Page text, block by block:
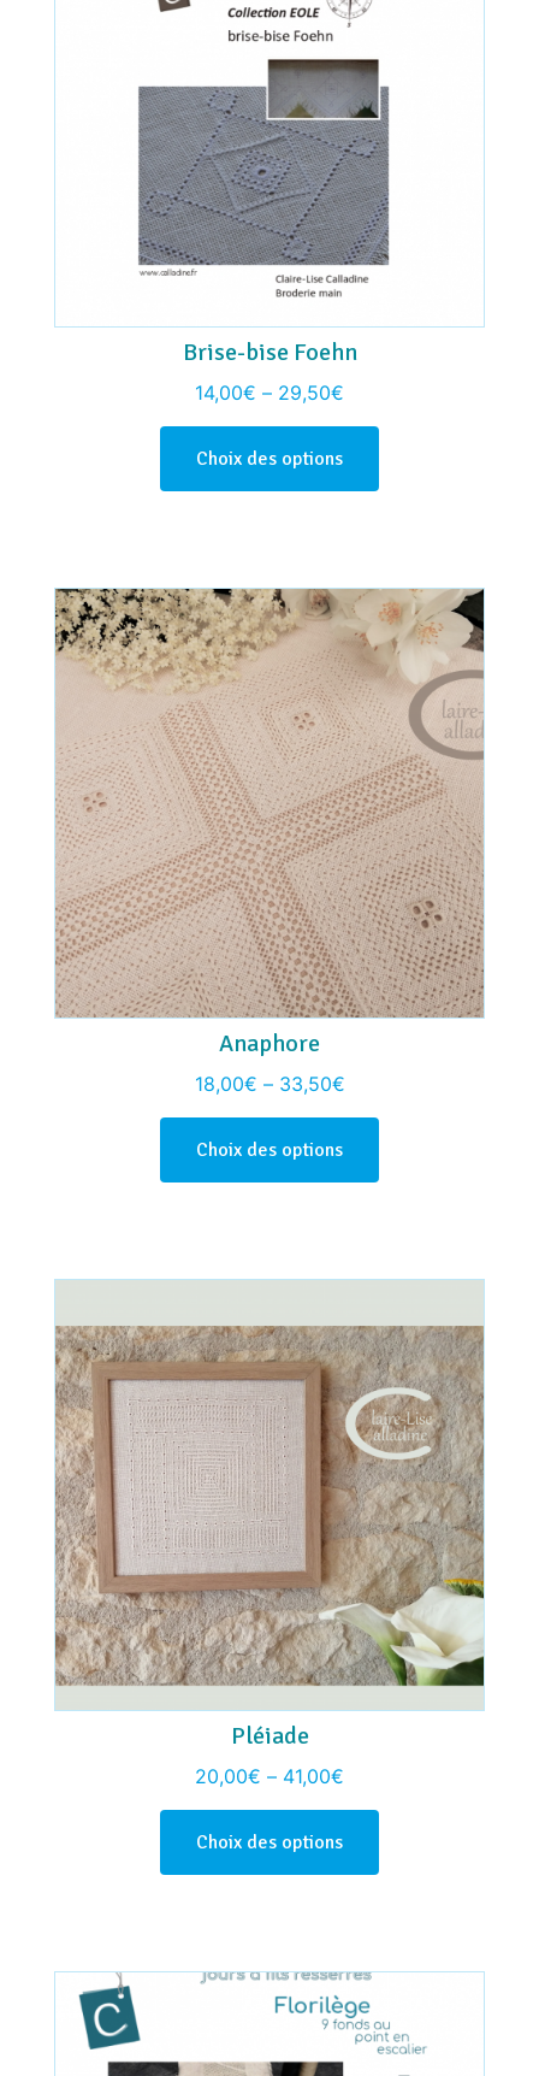
Brise-bise Foehn
14,00€ – 29,50€
Choix des options
Anaphore
18,00€ – 33,50€
Choix des options
Pléiade
20,00€ – 41,00€
Choix des options